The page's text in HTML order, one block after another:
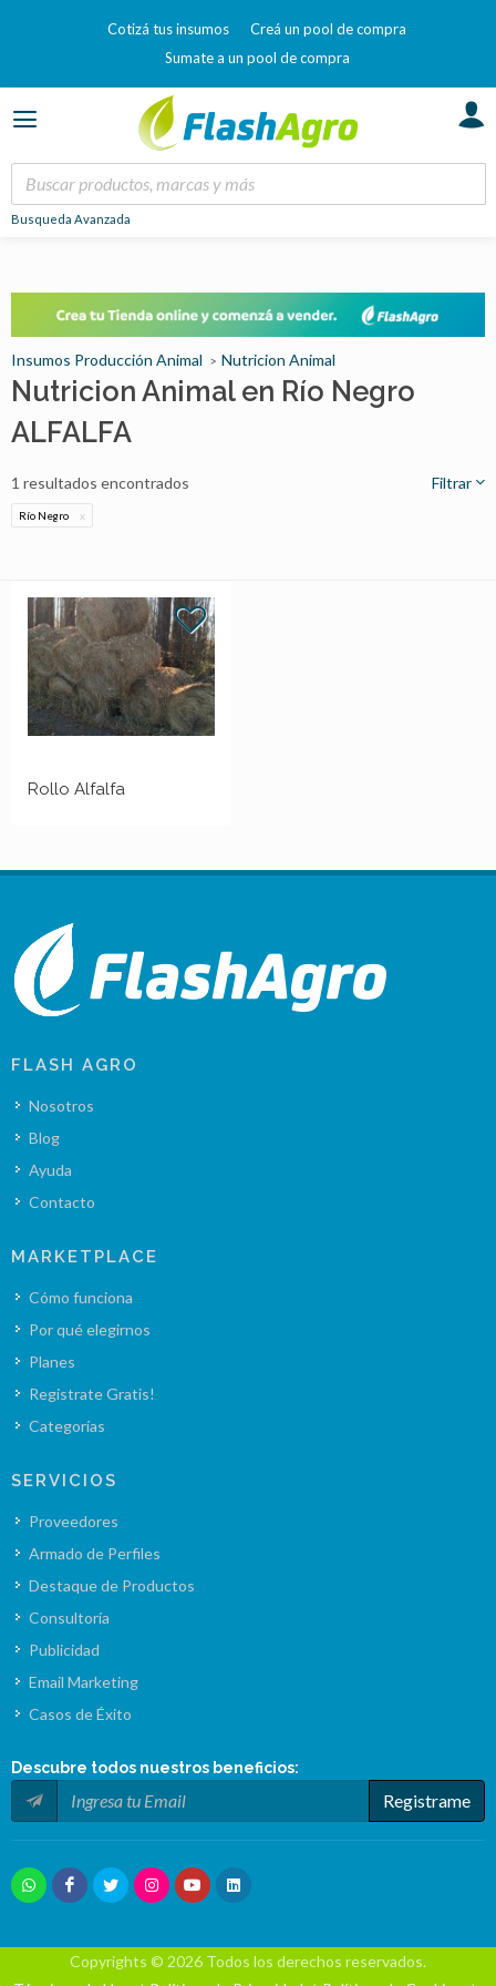
Cotizá tus insumos
Creá un pool de compra
Sumate a un pool de compra
Busqueda Avanzada
Rollo Alfalfa
Insumos Producción Animal Nutricion Animal
Nutricion Animal en Río Negro
ALFALFA
1 resultados encontrados Filtrar
Río Negro
FLASH AGRO
Nosotros
Blog
Ayuda
Contacto
MARKETPLACE
Cómo funciona
Por qué elegirnos
Planes
Registrate Gratis!
Categorías
SERVICIOS
Proveedores
Armado de Perfiles
Destaque de Productos
Consultoría
Publicidad
Email Marketing
Casos de Éxito
Descubre todos nuestros beneficios:
Registrame
Copyrights © 2026 Todos los derechos reservados.